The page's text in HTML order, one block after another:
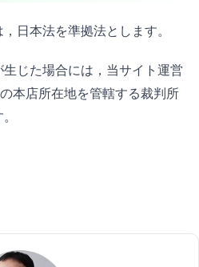
日本法を準拠法とします。
じた場合には，当サイト運営
本店所在地を管轄する裁判所